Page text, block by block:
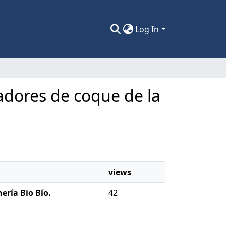
Log In
de coque de la
views
Bio Bío.
42